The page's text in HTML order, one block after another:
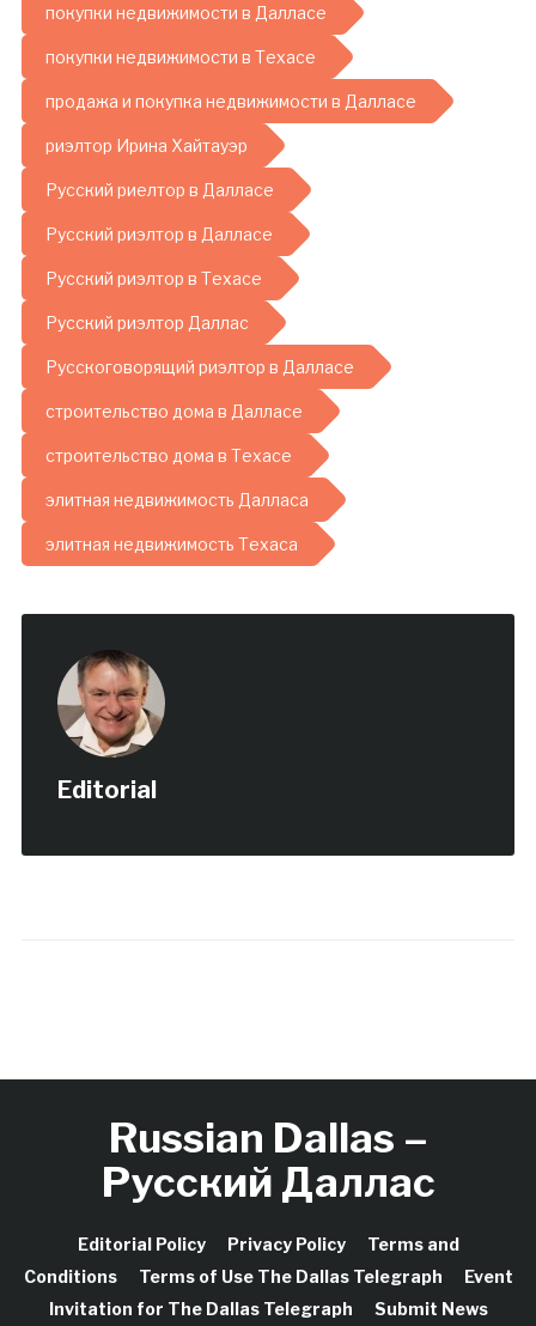
покупки недвижимости в Далласе
покупки недвижимости в Техасе
продажа и покупка недвижимости в Далласе
риэлтор Ирина Хайтауэр
Русский риелтор в Далласе
Русский риэлтор в Далласе
Русский риэлтор в Техасе
Русский риэлтор Даллас
Русскоговорящий риэлтор в Далласе
строительство дома в Далласе
строительство дома в Техасе
элитная недвижимость Далласа
элитная недвижимость Техаса
Editorial
Russian Dallas –
Русский Даллас
Editorial Policy Privacy Policy
Terms and
Conditions
Terms of Use The Dallas Telegraph
Event
Invitation for The Dallas Telegraph
Submit News